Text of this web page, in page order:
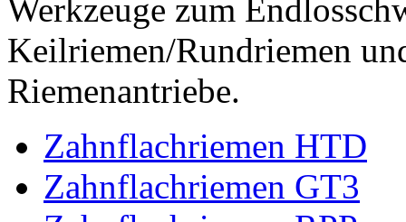
Werkzeuge zum
Keilriemen/Rundriemen
Riemenantriebe.
Zahnflachriemen HTD
Zahnflachriemen GT3